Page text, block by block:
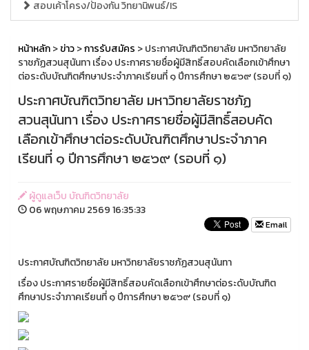
สอบเค้าโครง/ป้องกัน วิทยานิพนธ์/IS
หน้าหลัก>ข่าว>การรับสมัคร > ประกาศบัณฑิตวิทยาลัย มหาวิทยาลัย
ราชภัฏสวนสุนันทา เรื่อง ประกาศรายชื่อผู้มีสิทธิ์สอบคัดเลือกเข้าศึกษา
ต่อระดับบัณฑิตศึกษาประจำภาคเรียนที่ ๑ ปีการศึกษา ๒๕๖๙ (รอบที่ ๑)
ประกาศบัณฑิตวิทยาลัย มหาวิทยาลัยราชภัฏ
สวนสุนันทา เรื่อง ประกาศรายชื่อผู้มีสิทธิ์สอบคัด
เลือกเข้าศึกษาต่อระดับบัณฑิตศึกษาประจำภาค
เรียนที่ ๑ ปีการศึกษา ๒๕๖๙ (รอบที่ ๑)
ผู้ดูแลเว็บ บัณฑิตวิทยาลัย
06 พฤษภาคม 2569 16:35:33
Email
ประกาศบัณฑิตวิทยาลัย มหาวิทยาลัยราชภัฏสวนสุนันทา
เรื่อง ประกาศรายชื่อผู้มีสิทธิ์สอบคัดเลือกเข้าศึกษาต่อระดับบัณฑิต
ศึกษาประจำภาคเรียนที่ ๑ ปีการศึกษา ๒๕๖๙ (รอบที่ ๑)